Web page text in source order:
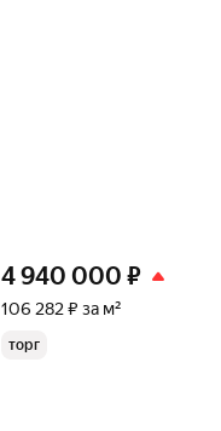
4 940 000 ₽
106 282 ₽ за м²
торг